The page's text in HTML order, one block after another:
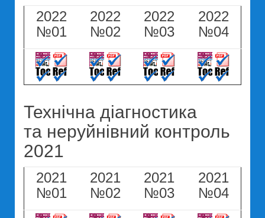
2022
№01
2022
№02
2022
№03
2022
№04
Технічна діагностика
та неруйнівний контроль
2021
2021
№01
2021
№02
2021
№03
2021
№04